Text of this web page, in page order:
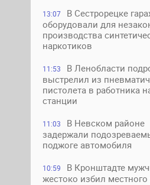
13:07
В Сестрорецке
оборудовали для
производства
наркотиков
11:53
В Ленобласти
выстрелил из
пистолета в работника
станции
11:03
В Невском районе
задержали
поджоге автомобиля
10:59
В Кронштадте
жестоко избил местного